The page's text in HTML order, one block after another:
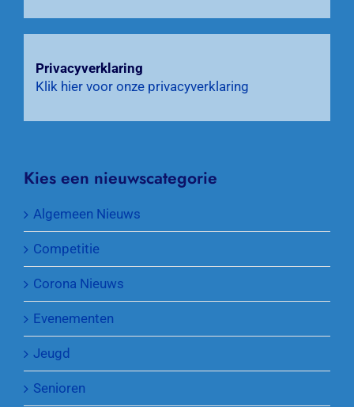
Privacyverklaring
Klik hier voor onze privacyverklaring
Kies een nieuwscategorie
Algemeen Nieuws
Competitie
Corona Nieuws
Evenementen
Jeugd
Senioren